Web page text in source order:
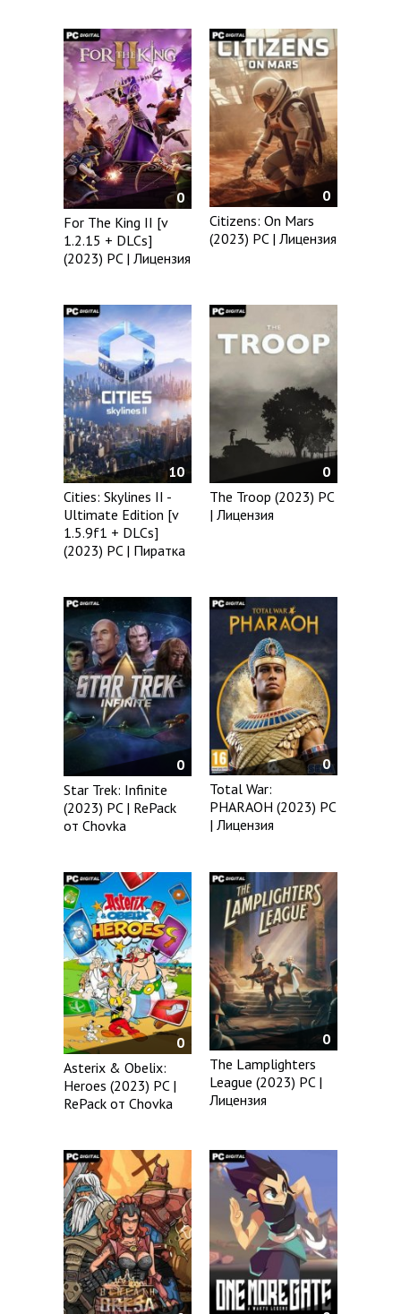
0
For The King II [v
1.2.15 + DLCs]
(2023) PC | Лицензия
0
Citizens: On Mars
(2023) PC | Лицензия
10
Cities: Skylines II -
Ultimate Edition [v
1.5.9f1 + DLCs]
(2023) PC | Пиратка
0
The Troop (2023) PC
| Лицензия
0
Star Trek: Infinite
(2023) PC | RePack
от Chovka
0
Total War:
PHARAOH (2023) PC
| Лицензия
0
Asterix & Obelix:
Heroes (2023) PC |
RePack от Chovka
0
The Lamplighters
League (2023) PC |
Лицензия